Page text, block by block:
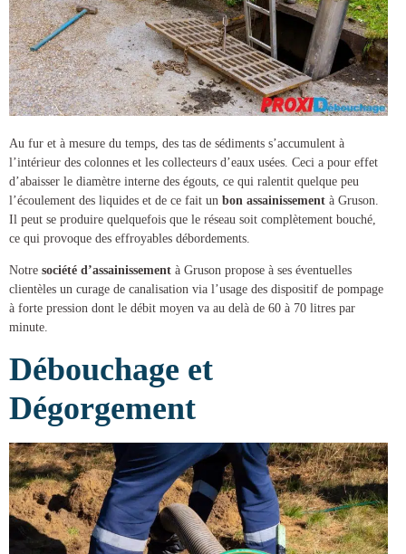
Au fur et à mesure du temps, des tas de sédiments s’accumulent à
l’intérieur des colonnes et les collecteurs d’eaux usées. Ceci a pour effet
d’abaisser le diamètre interne des égouts, ce qui ralentit quelque peu
l’écoulement des liquides et de ce fait un bon assainissement à Gruson
Il peut se produire quelquefois que le réseau soit complètement bouché,
ce qui provoque des effroyables débordements.
Notre société d’assainissement à Gruson propose à ses éventuelles
clientèles un curage de canalisation via l’usage des dispositif de pompage
à forte pression dont le débit moyen va au delà de 60 à 70 litres par
minute.
Débouchage et
Dégorgement